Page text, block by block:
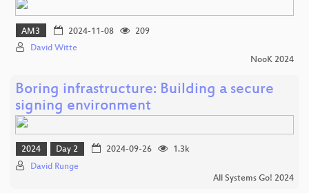
AM3 2024-11-08
209
David Witte
NooK 2024
Boring infrastructure: Building a secure
signing environment
2024 Day 2 2024-09-26
1.3k
David Runge
All Systems Go! 2024